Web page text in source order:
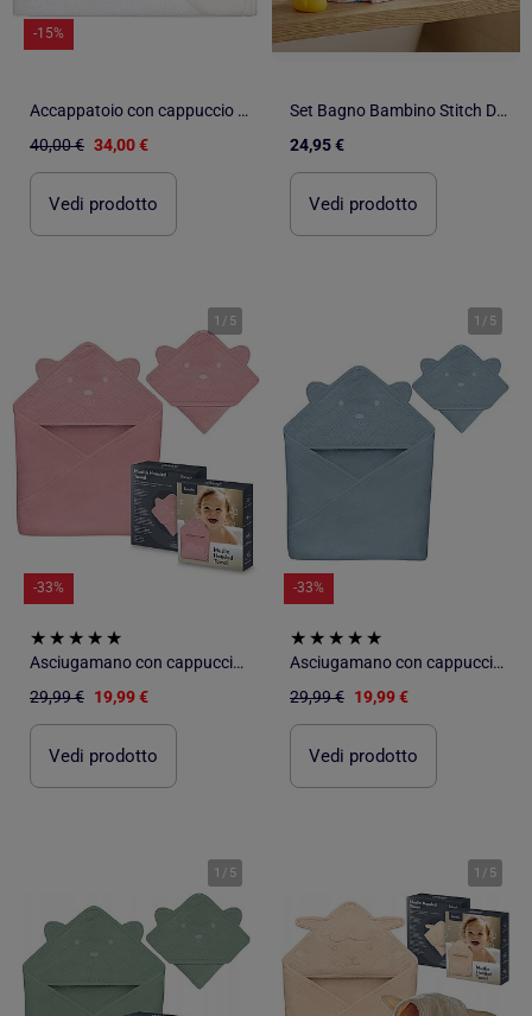
-15%
Accappatoio con cappuccio per neonato in cotone e bambù | SEVIRA KIDS
40,00 € 34,00 €
Vedi prodotto
Set Bagno Bambino Stitch Disney – Accappatoio Cappuccio + Asciugamano 50x100 cm + Guanto Ba
24,95 €
Vedi prodotto
1 / 5
-33%
Asciugamano con cappuccio in mussola - LIONELO - 100% naturale - 80 x 80 cm - Dal primo giorno di vi
29,99 € 19,99 €
Vedi prodotto
1 / 5
-33%
Asciugamano con cappuccio in mussola - LIONELO - 100% naturale - 80 x 80 cm - Dal primo giorno di vi
29,99 € 19,99 €
Vedi prodotto
1 / 5 1 / 5